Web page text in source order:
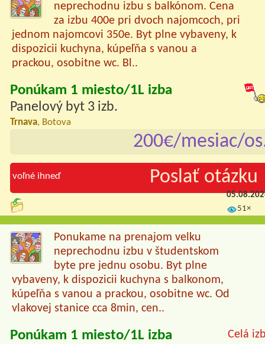
neprechodnu izbu s balkónom. Cena
za izbu 400e pri dvoch najomcoch, pri
jednom najomcovi 350e. Byt plne vybaveny, k
dispozicii kuchyna, kúpeľňa s vanou a
prackou, osobitne wc. Bl..
Ponúkam 1 miesto/1L izba
Panelový byt 3 izb.
Trnava, Botova
200€/mesiac/
voľné ihneď Poslať otázku
51×
Ponukame na prenajom velku
neprechodnu izbu v študentskom
byte pre jednu osobu. Byt plne
vybaveny, k dispozicii kuchyna s balkonom,
kúpeľňa s vanou a prackou, osobitne wc. Od
vlakovej stanice cca 8min, cen..
Celá
Ponúkam 1 miesto/1L izba